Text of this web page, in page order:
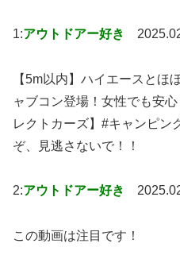
1:アウトドアー好き
【5m以内】ハイエースとほ
ャブコン登場！女性でも安
レクトカーズ】#キャンピン
ぞ、見逃さないで！！
2:アウトドアー好き
この動画は注目です！